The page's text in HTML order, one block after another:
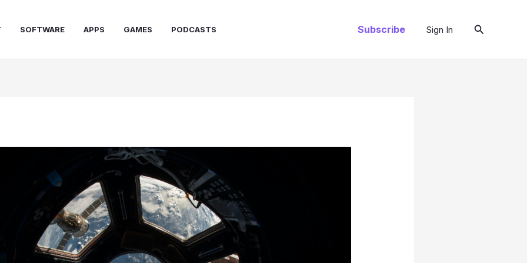
SOFTWARE APPS GAMES PODCASTS Subscribe Sign In Szukaj